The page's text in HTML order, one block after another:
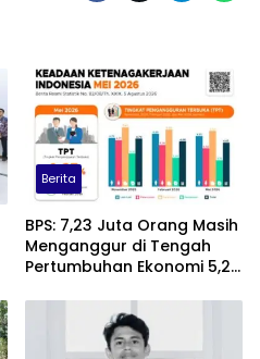
Berita
BPS: 7,23 Juta Orang Masih
Menganggur di Tengah
Pertumbuhan Ekonomi 5,29